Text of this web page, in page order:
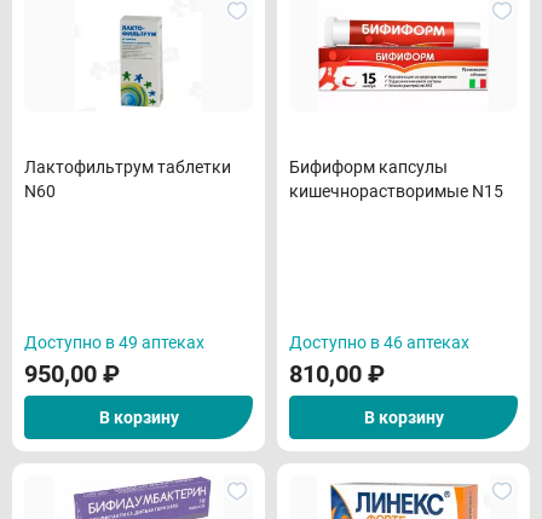
Лактофильтрум таблетки
N60
Доступно в 49 аптеках
950,00 ₽
В корзину
Бифиформ капсулы
кишечнорастворимые N15
Доступно в 46 аптеках
810,00 ₽
В корзину